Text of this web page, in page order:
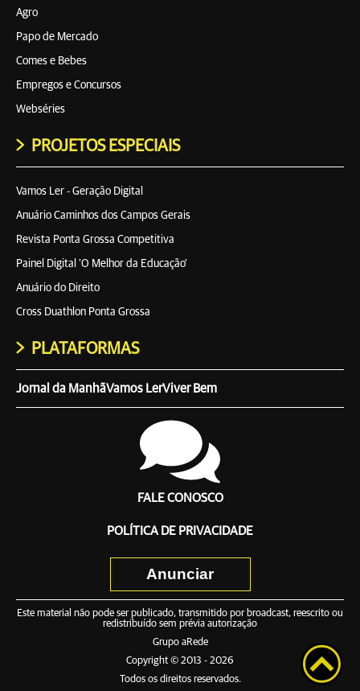
Agro
Papo de Mercado
Comes e Bebes
Empregos e Concursos
Webséries
PROJETOS ESPECIAIS
Vamos Ler - Geração Digital
Anuário Caminhos dos Campos Gerais
Revista Ponta Grossa Competitiva
Painel Digital 'O Melhor da Educação'
Anuário do Direito
Cross Duathlon Ponta Grossa
PLATAFORMAS
Jornal da ManhãVamos LerViver Bem
FALE CONOSCO
POLÍTICA DE PRIVACIDADE
Anunciar
Este material não pode ser publicado, transmitido por broadcast, reescrito ou
redistribuído sem prévia autorização
Grupo aRede
Copyright © 2013 - 2026
Todos os direitos reservados.